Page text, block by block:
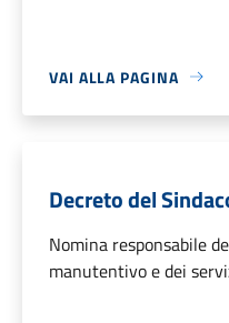
VAI ALLA PAGINA
Decreto del
Nomina responsabile
manutentivo e dei